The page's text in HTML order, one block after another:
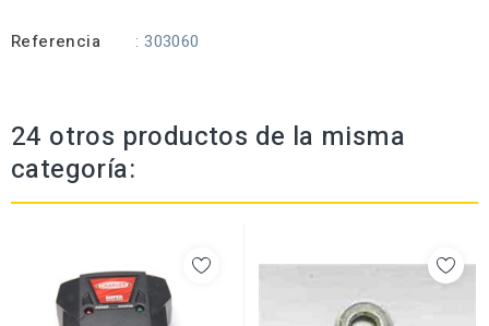
Referencia : 303060
24 otros productos de la misma
categoría: